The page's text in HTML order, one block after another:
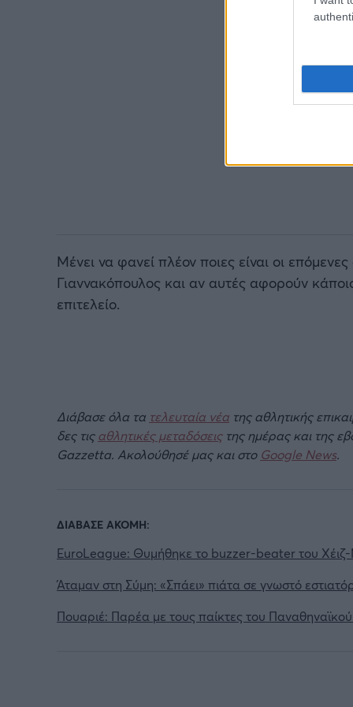
Μένει να φανεί πλέον ποιες είναι οι
Γιαννακόπουλος και αν αυτές αφορούν
επιτελείο.
Διάβασε όλα τα τελευταία νέα της αθλητικής
δες τιςαθλητικές μεταδόσειςτης ημέρας και της
Gazzetta. Ακολούθησέ μας και στο Google News.
ΔΙΑΒΑΣΕ ΑΚΟΜΗ:
EuroLeague: Θυμήθηκε το buzzer-beater του Χέιζ-
Άταμαν στη Σύμη: «Σπάει» πιάτα σε γνωστό
Πουαριέ: Παρέα με τους παίκτες του